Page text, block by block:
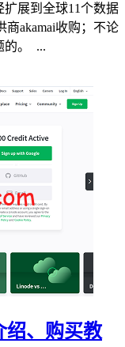
展到全球11个数据
akamai收购；不论
的。 ...
绍、购买教